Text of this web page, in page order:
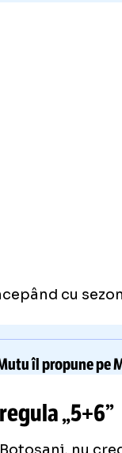
cu
îl propune pe
„5+6”